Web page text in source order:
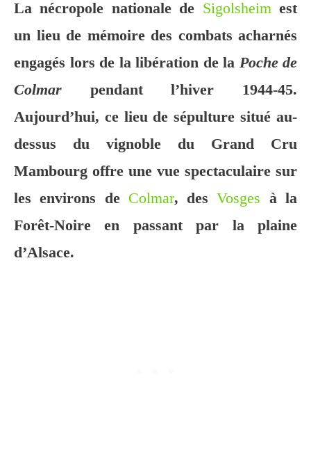
La nécropole nationale de Sigolsheimest
un lieu de mémoire des combats acharnés
engagés lors de la libération de la Poche de
Colmar pendant l’hiver 1944-45.
Aujourd’hui, ce lieu de sépulture situé au-
dessus du vignoble du Grand Cru
Mambourg offre une vue spectaculaire sur
les environs de Colmar, desVosges à la
Forêt-Noire en passant par la plaine
d’Alsace.